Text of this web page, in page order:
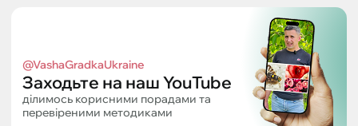
@VashaGradkaUkraine
Заходьте на наш YouTube
ділимось корисними порадами та
перевіреними методиками